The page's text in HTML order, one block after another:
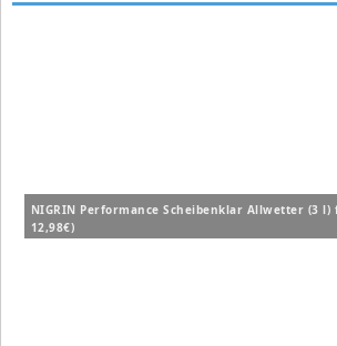
NIGRIN Performance Scheibenklar Allwetter (3 l)
12,98€)